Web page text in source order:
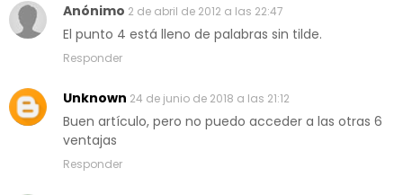
Anónimo 2 de abril de 2012 a las 22:47
El punto 4 está lleno de palabras sin tilde.
Responder
Unknown 24 de junio de 2018 a las 21:12
Buen artículo, pero no puedo acceder a las otras 6
ventajas
Responder